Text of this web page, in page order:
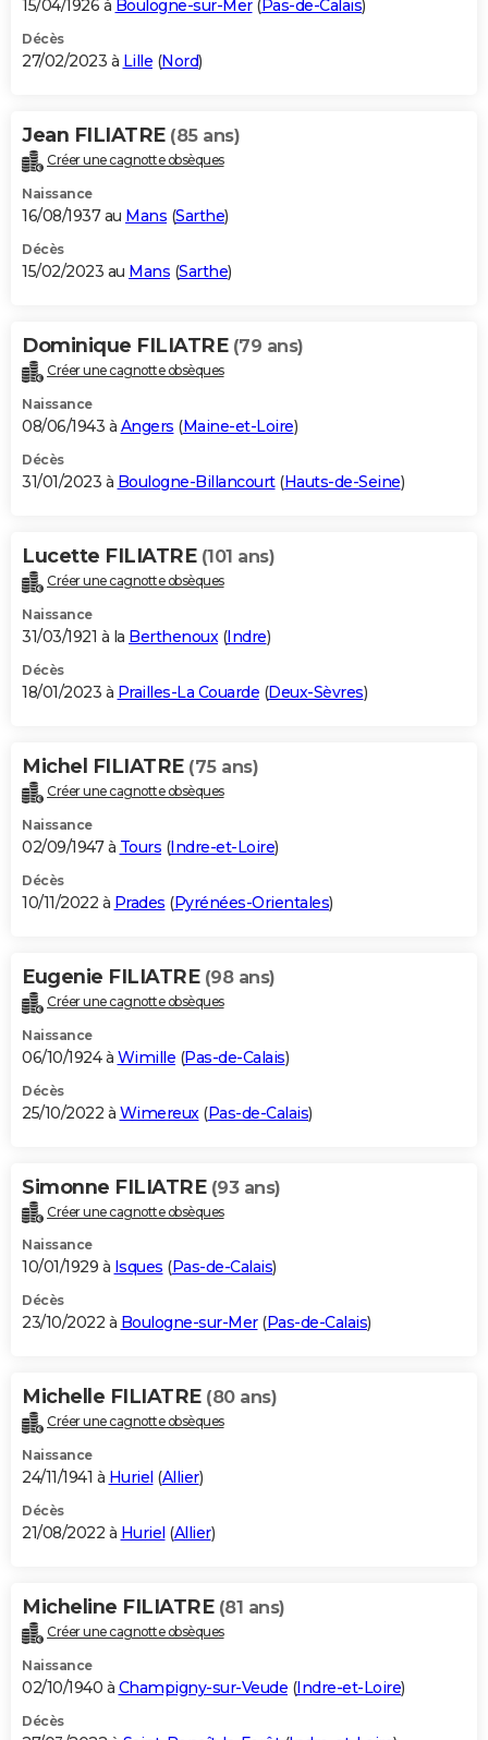
15/04/1926 à Boulogne-sur-Mer( Pas-de-Calais)
Décès
27/02/2023 à Lille (Nord)
Jean FILIATRE (85 ans)
Créer une cagnotte obsèques
Naissance
16/08/1937 au Mans (Sarthe)
Décès
15/02/2023 au Mans (Sarthe)
Dominique FILIATRE (79 ans)
Créer une cagnotte obsèques
Naissance
08/06/1943 à Angers (Maine-et-Loire)
Décès
31/01/2023 à Boulogne-Billancourt(Hauts-de-Seine)
Lucette FILIATRE (101 ans)
Créer une cagnotte obsèques
Naissance
31/03/1921 à la Berthenoux(Indre)
Décès
18/01/2023 à Prailles-La Couarde (Deux-Sèvres)
Michel FILIATRE (75 ans)
Créer une cagnotte obsèques
Naissance
02/09/1947 à Tours (Indre-et-Loire)
Décès
10/11/2022 à Prades (Pyrénées-Orientales)
Eugenie FILIATRE (98 ans)
Créer une cagnotte obsèques
Naissance
06/10/1924 à Wimille (Pas-de-Calais)
Décès
25/10/2022 à Wimereux (Pas-de-Calais)
Simonne FILIATRE (93 ans)
Créer une cagnotte obsèques
Naissance
10/01/1929 à Isques (Pas-de-Calais)
Décès
23/10/2022 à Boulogne-sur-Mer(Pas-de-Calais)
Michelle FILIATRE (80 ans)
Créer une cagnotte obsèques
Naissance
24/11/1941 à Huriel (Allier)
Décès
21/08/2022 à Huriel (Allier)
Micheline FILIATRE (81 ans)
Créer une cagnotte obsèques
Naissance
02/10/1940 à Champigny-sur-Veude (Indre-et-Loire)
Décès